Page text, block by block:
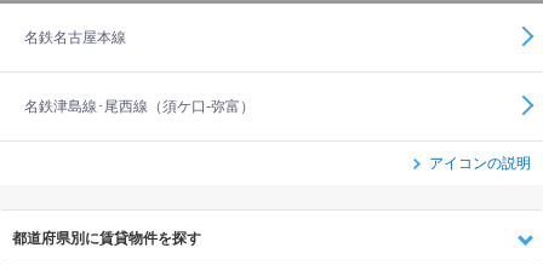
名鉄名古屋本線
名鉄津島線･尾西線（須ケ口-弥富）
アイコンの説明
都道府県別に賃貸物件を探す